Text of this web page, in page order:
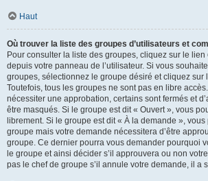
Haut
Où trouver la liste des groupes d’utilisateurs et
Pour consulter la liste des groupes, cliquez sur le lien
depuis votre panneau de l’utilisateur. Si vous
groupes, sélectionnez le groupe désiré et cliquez sur
Toutefois, tous les groupes ne sont pas en libre
nécessiter une approbation, certains sont fermés et
être masqués. Si le groupe est dit « Ouvert », vous
librement. Si le groupe est dit « À la demande »,
groupe mais votre demande nécessitera d’être
groupe. Ce dernier pourra vous demander pourquoi
le groupe et ainsi décider s’il approuvera ou non
pas le chef de groupe s’il annule votre demande, il a